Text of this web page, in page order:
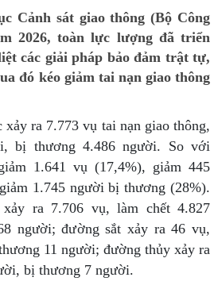
Cảnh sát giao thông (Bộ Công
2026, toàn lực lượng đã triển
các giải pháp bảo đảm trật tự,
đó kéo giảm tai nạn giao thông
xảy ra 7.773 vụ tai nạn giao thông,
bị thương 4.486 người. So với
1.641 vụ (17,4%), giảm 445
1.745 người bị thương (28%).
ra 7.706 vụ, làm chết 4.827
người; đường sắt xảy ra 46 vụ,
11 người; đường thủy xảy ra
bị thương 7 người.